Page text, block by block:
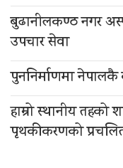
बुढानीलकण्ठ नगर
उपचार सेवा
पुननिर्माणमा नेपालकै
हाम्रो स्थानीय
पृथकीकरणको प्रचलित